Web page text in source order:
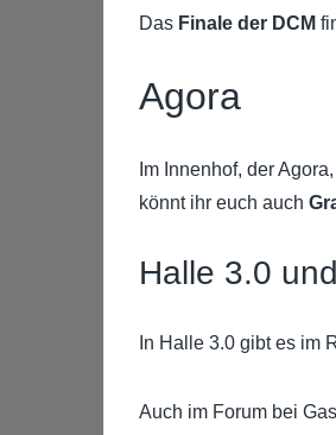
Das Finale der DCM
Agora
Im Innenhof, der
könnt ihr euch auch
Halle 3.0
In Halle 3.0 gibt es im
Auch im Forum bei